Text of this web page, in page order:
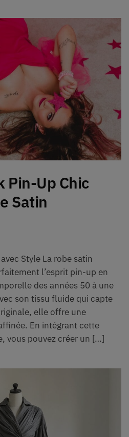
Pin-Up Chic
Satin
Style La robe satin
l’esprit pin-up en
des années 50 à une
son tissu fluide qui capte
elle offre une
En intégrant cette
vous pouvez créer un […]